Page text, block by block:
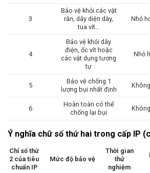
3
Bảo vệ khỏi các vật
rắn, dây diện dày,
tua vít…
Nhỏ
4
Bảo vệ khỏi dây
điện, ốc vít hoặc
các vật dụng tương
tự
Nhỏ
5
Bảo vệ chống 1
lượng bụi nhất định
6
Hoàn toàn có thể
chống lại bụi
Ý nghĩa chữ số thứ hai trong cấp IP
Chỉ số thứ
2 của tiêu
chuẩn IP
Mức độ bảo vệ
Thời gian
thử
nghiệm